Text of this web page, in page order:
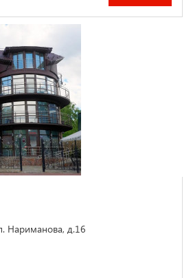
Нариманова, д.16